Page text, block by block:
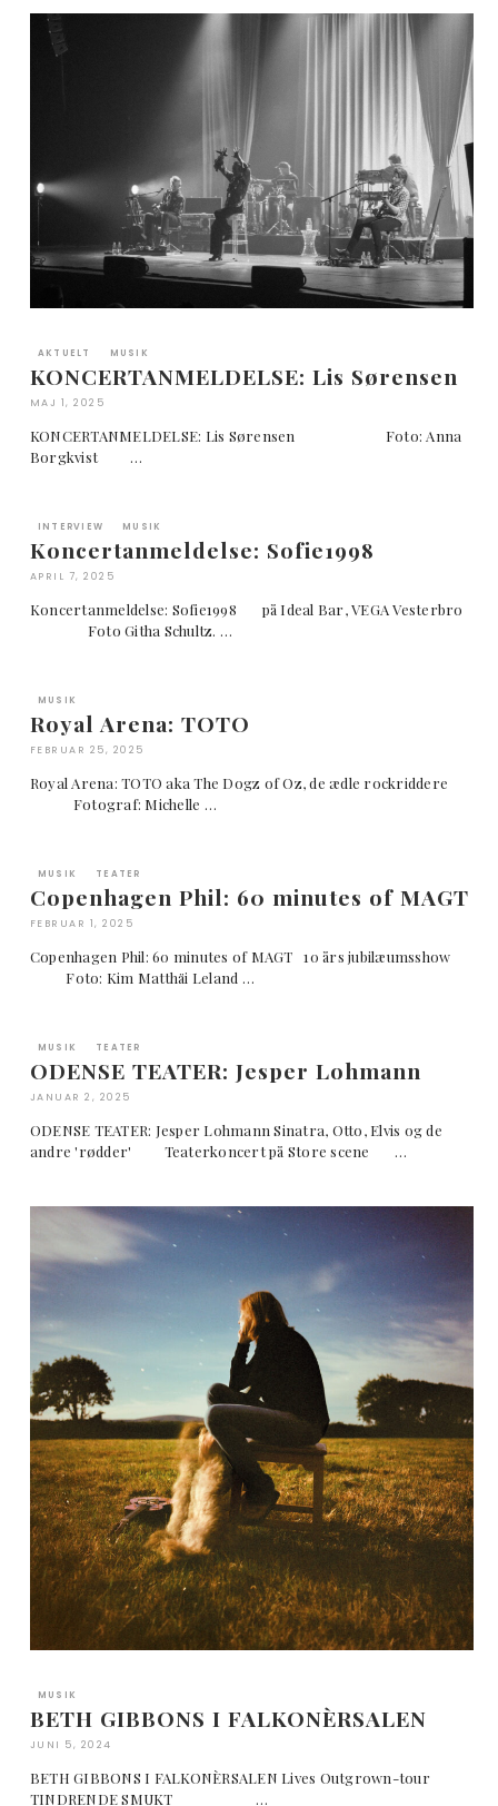
AKTUELT MUSIK
KONCERTANMELDELSE: Lis Sørensen
MAJ 1, 2025
KONCERTANMELDELSE: Lis Sørensen Foto: Anna
Borgkvist …
INTERVIEW MUSIK
Koncertanmeldelse: Sofie1998
APRIL 7, 2025
Koncertanmeldelse: Sofie1998 på Ideal Bar, VEGA Vesterbro
Foto Githa Schultz. …
MUSIK
Royal Arena: TOTO
FEBRUAR 25, 2025
Royal Arena: TOTO aka The Dogz of Oz, de ædle rockriddere
Fotograf: Michelle …
MUSIK TEATER
Copenhagen Phil: 60 minutes of MAGT
FEBRUAR 1, 2025
Copenhagen Phil: 60 minutes of MAGT 10 års jubilæumsshow
Foto: Kim Matthäi Leland …
MUSIK TEATER
ODENSE TEATER: Jesper Lohmann
JANUAR 2, 2025
ODENSE TEATER: Jesper Lohmann Sinatra, Otto, Elvis og de
andre 'rødder' Teaterkoncert på Store scene …
MUSIK
BETH GIBBONS I FALKONÈRSALEN
JUNI 5, 2024
BETH GIBBONS I FALKONÈRSALEN Lives Outgrown-tour
TINDRENDE SMUKT …